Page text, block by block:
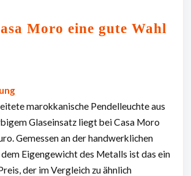
Moro eine gute Wahl
marokkanische Pendelleuchte aus
Glaseinsatz liegt bei Casa Moro
Gemessen an der handwerklichen
Eigengewicht des Metalls ist das ein
der im Vergleich zu ähnlich